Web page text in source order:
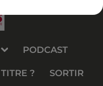
PODCAST
? SORTIR